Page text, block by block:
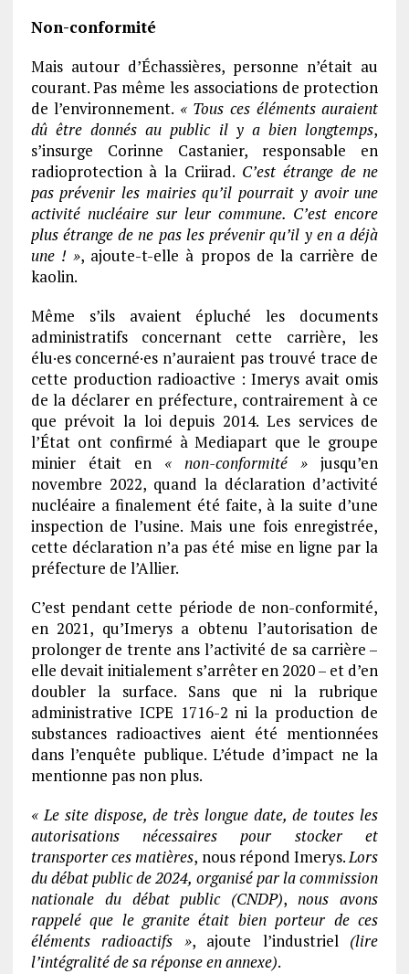
Non-conformité
Mais autour d’Échassières, personne n’était au
courant. Pas même les associations de protection
de l’environnement. « Tous ces éléments auraient
dû être donnés au public il y a bien longtemps,
s’insurge Corinne Castanier, responsable en
radioprotection à la Criirad. C’est étrange de ne
pas prévenir les mairies qu’il pourrait y avoir une
activité nucléaire sur leur commune. C’est encore
plus étrange de ne pas les prévenir qu’il y en a déjà
une ! », ajoute-t-elle à propos de la carrière de
kaolin.
Même s’ils avaient épluché les documents
administratifs concernant cette carrière, les
élu·es concerné·es n’auraient pas trouvé trace de
cette production radioactive : Imerys avait omis
de la déclarer en préfecture, contrairement à ce
que prévoit la loi depuis 2014. Les services de
l’État ont confirmé à Mediapart que le groupe
minier était en « non-conformité » jusqu’en
novembre 2022, quand la déclaration d’activité
nucléaire a finalement été faite, à la suite d’une
inspection de l’usine. Mais une fois enregistrée,
cette déclaration n’a pas été mise en ligne par la
préfecture de l’Allier.
C’est pendant cette période de non-conformité,
en 2021, qu’Imerys a obtenu l’autorisation de
prolonger de trente ans l’activité de sa carrière –
elle devait initialement s’arrêter en 2020 – et d’en
doubler la surface. Sans que ni la rubrique
administrative ICPE 1716-2 ni la production de
substances radioactives aient été mentionnées
dans l’enquête publique. L’étude d’impact ne la
mentionne pas non plus.
« Le site dispose, de très longue date, de toutes les
autorisations nécessaires pour stocker et
transporter ces matières, nous répond Imerys.Lors
du débat public de 2024, organisé par la commission
nationale du débat public (CNDP),nous avons
rappelé que le granite était bien porteur de ces
éléments radioactifs », ajoute l’industriel (lire
l’intégralité de sa réponse en annexe).